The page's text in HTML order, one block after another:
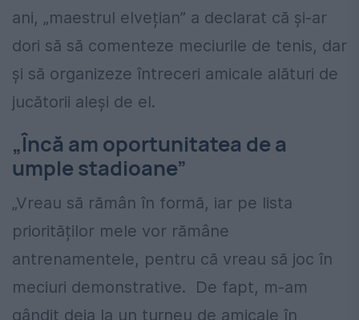
ani, „maestrul elvețian” a declarat că și-ar
dori să să comenteze meciurile de tenis, dar
și să organizeze întreceri amicale alături de
jucătorii aleși de el.
„Încă am oportunitatea de a
umple stadioane”
„Vreau să rămân în formă, iar pe lista
priorităților mele vor rămâne
antrenamentele, pentru că vreau să joc în
meciuri demonstrative. De fapt, m-am
gândit deja la un turneu de amicale în